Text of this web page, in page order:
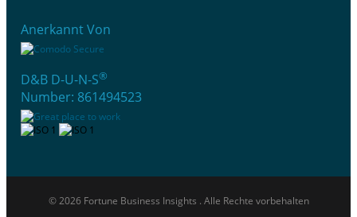
Anerkannt Von
D&B D-U-N-S®
Number: 861494523
© 2026 Fortune Business Insights . Alle Rechte vorbehalten